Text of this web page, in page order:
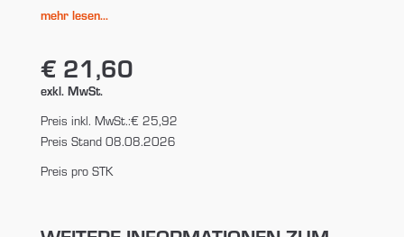
mehr lesen...
€ 21,60
exkl. MwSt.
Preis inkl. MwSt.:€ 25,92
Preis Stand 08.08.2026
Preis pro STK